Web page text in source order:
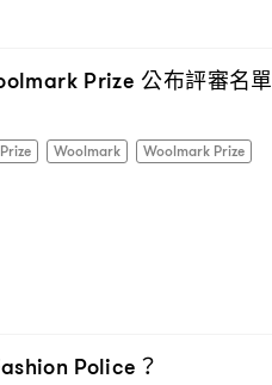
Prize 公布評審名單
Woolmark Woolmark Prize
Police？